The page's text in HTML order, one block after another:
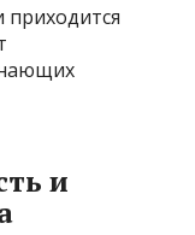
приходится
и